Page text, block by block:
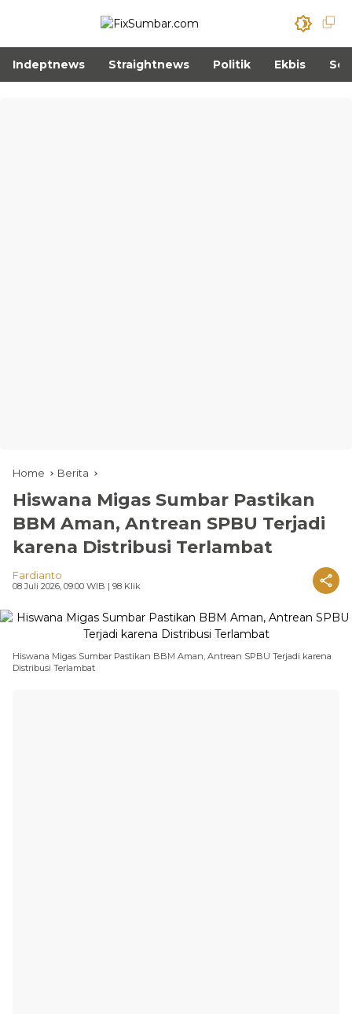
Indeptnews Straightnews Politik Ekbis
Home Berita
Hiswana Migas Sumbar Pastikan
BBM Aman, Antrean SPBU Terjadi
karena Distribusi Terlambat
Fardianto
08 Juli 2026, 09:00 WIB | 98 Klik
Hiswana Migas Sumbar Pastikan BBM Aman, Antrean SPBU Terjadi karena
Distribusi Terlambat